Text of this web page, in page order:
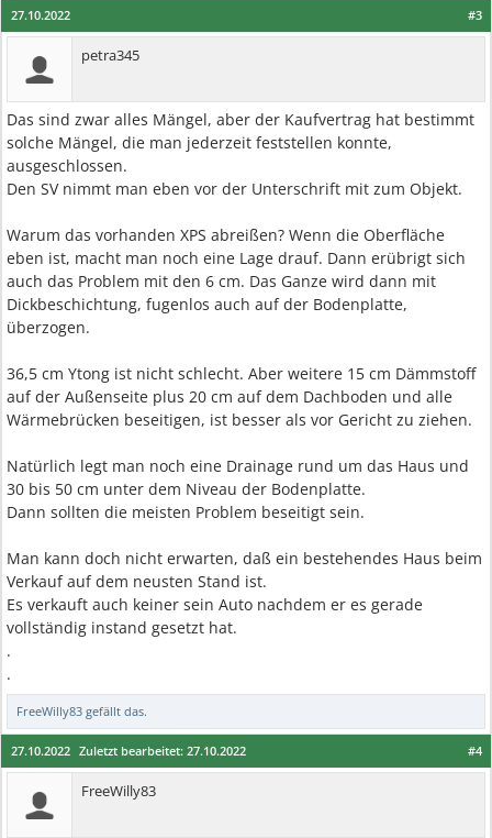
#3
27.10.2022
petra345
Das sind zwar alles Mängel, aber der Kaufvertrag hat bestimmt
solche Mängel, die man jederzeit feststellen konnte,
ausgeschlossen.
Den SV nimmt man eben vor der Unterschrift mit zum Objekt.
Warum das vorhanden XPS abreißen? Wenn die Oberfläche
eben ist, macht man noch eine Lage drauf. Dann erübrigt sich
auch das Problem mit den 6 cm. Das Ganze wird dann mit
Dickbeschichtung, fugenlos auch auf der Bodenplatte,
überzogen.
36,5 cm Ytong ist nicht schlecht. Aber weitere 15 cm Dämmstoff
auf der Außenseite plus 20 cm auf dem Dachboden und alle
Wärmebrücken beseitigen, ist besser als vor Gericht zu ziehen.
Natürlich legt man noch eine Drainage rund um das Haus und
30 bis 50 cm unter dem Niveau der Bodenplatte.
Dann sollten die meisten Problem beseitigt sein.
Man kann doch nicht erwarten, daß ein bestehendes Haus beim
Verkauf auf dem neusten Stand ist.
Es verkauft auch keiner sein Auto nachdem er es gerade
vollständig instand gesetzt hat.
.
.
FreeWilly83 gefällt das.
#4
27.10.2022 Zuletzt bearbeitet: 27.10.2022
FreeWilly83